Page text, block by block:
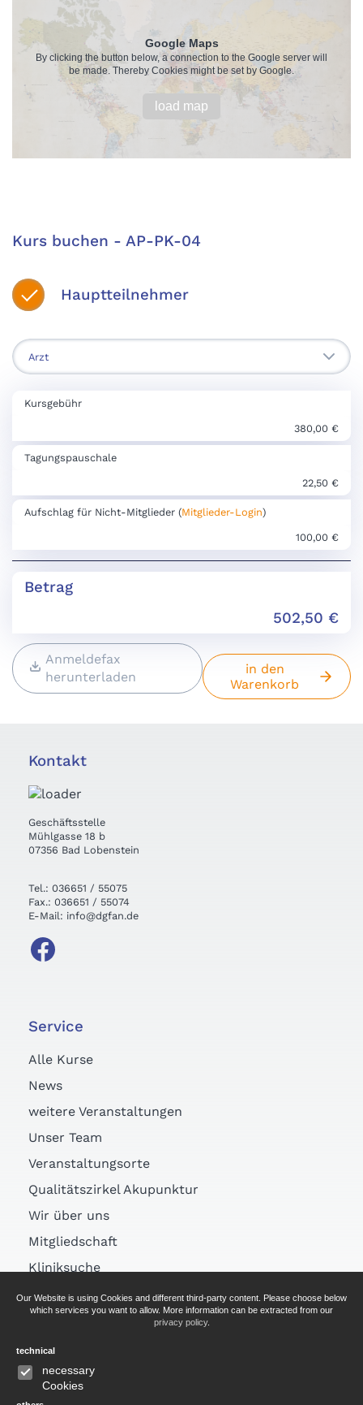
Google Maps
By clicking the button below, a connection to the Google server will
be made. Thereby Cookies might be set by Google.
load map
Kurs buchen - AP-PK-04
Hauptteilnehmer
Kursgebühr
380,00 €
Tagungspauschale
22,50 €
Aufschlag für Nicht-Mitglieder (Mitglieder-Login)
100,00 €
Betrag
502,50 €
Anmeldefax
herunterladen
in den
Warenkorb
Kontakt
Geschäftsstelle
Mühlgasse 18 b
07356 Bad Lobenstein
Tel.: 036651 / 55075
Fax.: 036651 / 55074
E-Mail: info@dgfan.de
Service
Alle Kurse
News
weitere Veranstaltungen
Unser Team
Veranstaltungsorte
Qualitätszirkel Akupunktur
Wir über uns
Mitgliedschaft
Kliniksuche
Links
Arztsuche
AGB
Impressum
Our Website is using Cookies and different third-party content. Please choose below
which services you want to allow. More information can be extracted from our
privacy policy.
technical
necessary
Cookies